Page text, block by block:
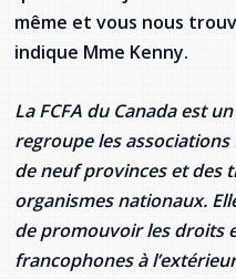
même et vous nous
indique Mme Kenny.
La FCFA du Canada est
regroupe les
de neuf provinces et des
organismes nationaux.
de promouvoir les droits
francophones à